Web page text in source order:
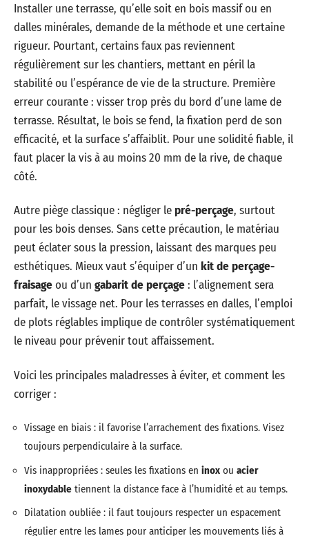
Installer une terrasse, qu’elle soit en bois massif ou en
dalles minérales, demande de la méthode et une certaine
rigueur. Pourtant, certains faux pas reviennent
régulièrement sur les chantiers, mettant en péril la
stabilité ou l’espérance de vie de la structure. Première
erreur courante : visser trop près du bord d’une lame de
terrasse. Résultat, le bois se fend, la fixation perd de son
efficacité, et la surface s’affaiblit. Pour une solidité fiable, il
faut placer la vis à au moins 20 mm de la rive, de chaque
côté.
Autre piège classique : négliger lepré-perçage, surtout
pour les bois denses. Sans cette précaution, le matériau
peut éclater sous la pression, laissant des marques peu
esthétiques. Mieux vaut s’équiper d’un kit de perçage-
fraisageou d’un gabarit de perçage: l’alignement sera
parfait, le vissage net. Pour les terrasses en dalles, l’emploi
de plots réglables implique de contrôler systématiquement
le niveau pour prévenir tout affaissement.
Voici les principales maladresses à éviter, et comment les
corriger :
Vissage en biais : il favorise l’arrachement des fixations. Visez
toujours perpendiculaire à la surface.
Vis inappropriées : seules les fixations en inox ou acier
inoxydable tiennent la distance face à l’humidité et au temps.
Dilatation oubliée : il faut toujours respecter un espacement
régulier entre les lames pour anticiper les mouvements liés à